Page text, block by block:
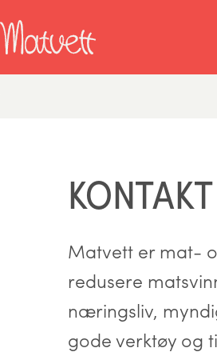
KONTAKT
Matvett er mat-
redusere
næringsliv,
gode verktøy og